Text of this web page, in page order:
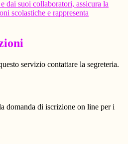
dai suoi collaboratori, assicura la
scolastiche e rappresenta
servizio contattare la segreteria.
domanda di iscrizione on line per i